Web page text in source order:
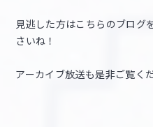
見逃した方はこちらのブログ
さいね！
アーカイブ放送も是非ご覧く